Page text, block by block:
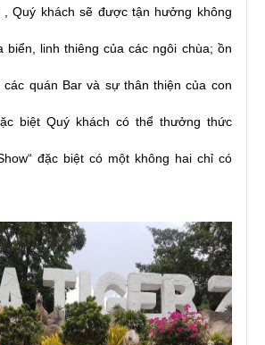
Quý khách sẽ được tận hưởng không
biển, linh thiêng của các ngôi chùa; ồn
quán Bar và sự thân thiện của con
biệt Quý khách có thể thưởng thức
đặc biệt có một không hai chỉ có